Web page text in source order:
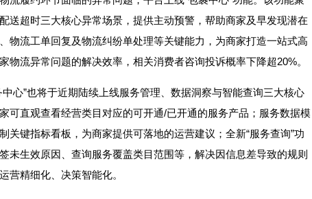
送超时三大核心异常场景，提供主动预警，帮助商家及早发现潜在
物流工单回复及物流纠纷单处理等关键能力，为商家打造一站式高
物流异常问题的解决效率，相关消费者咨询投诉概率下降超20%。
心”也将于近期陆续上线服务管理、数据洞察与智能查询三大核心
可直观查看经营类目对应的可开通/已开通的服务产品；服务数据模
关键指标看板，为商家提供可落地的运营建议；全新“服务查询”功
未生效原因、查询服务覆盖类目范围等，解决因信息差导致的规则
营精细化、决策智能化。